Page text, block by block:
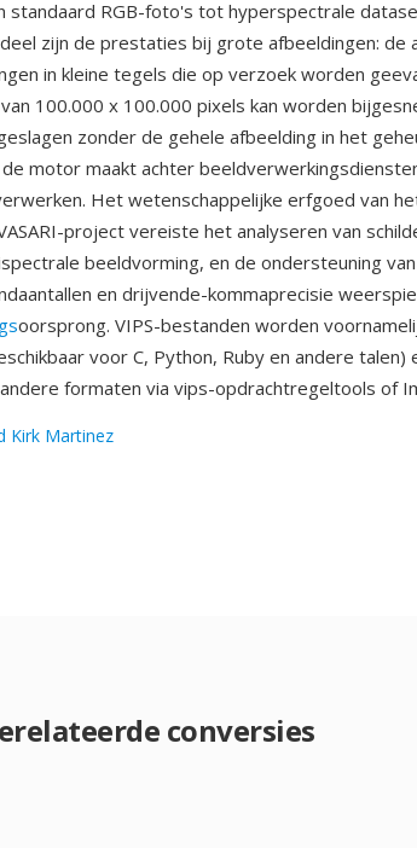
standaard RGB-foto's tot hyperspectrale
zijn de prestaties bij grote afbeeldingen: de
in kleine tegels die op verzoek worden
100.000 x 100.000 pixels kan worden
zonder de gehele afbeelding in het
motor maakt achter
Het wetenschappelijke erfgoed van
project vereiste het analyseren van
beeldvorming, en de ondersteuning
en drijvende-kommaprecisie
oorsprong. VIPS-bestanden worden
voor C, Python, Ruby en andere talen)
formaten via vips-opdrachtregeltools of
Kirk Martinez
conversies